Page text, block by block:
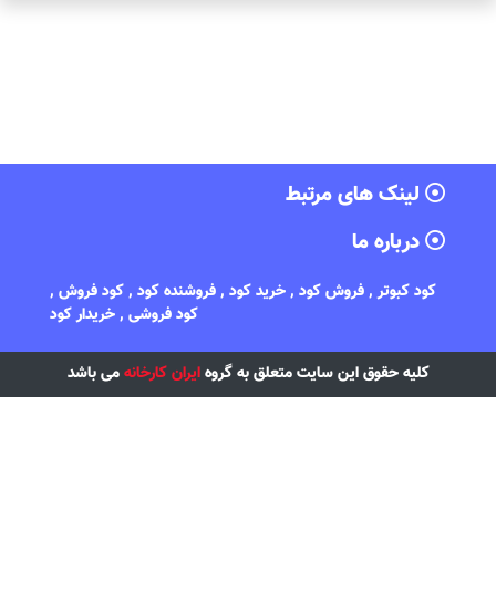
لینک های مرتبط
درباره ما
کود کبوتر , فروش کود , خرید کود , فروشنده کود , کود فروش ,
کود فروشی , خریدار کود
کلیه حقوق این سایت متعلق به گروهایران کارخانهمی باشد